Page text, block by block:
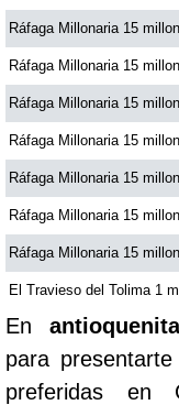
Ráfaga Millonaria 15
Ráfaga Millonaria 15
Ráfaga Millonaria 15
Ráfaga Millonaria 15
Ráfaga Millonaria 15
Ráfaga Millonaria 15
Ráfaga Millonaria 15
El Travieso del Tolima 1
En
para
preferidas en